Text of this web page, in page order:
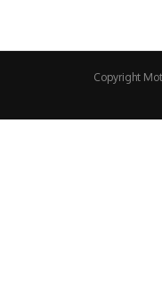
Copyright